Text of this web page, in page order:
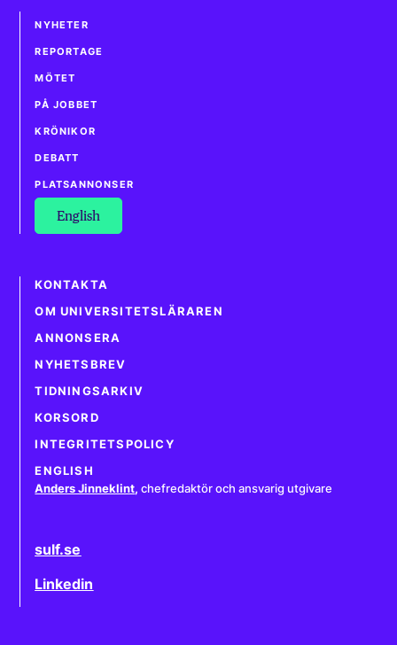
NYHETER
REPORTAGE
MÖTET
PÅ JOBBET
KRÖNIKOR
DEBATT
PLATSANNONSER
English
KONTAKTA
OM UNIVERSITETSLÄRAREN
ANNONSERA
NYHETSBREV
TIDNINGSARKIV
KORSORD
INTEGRITETSPOLICY
ENGLISH
Anders Jinneklint, chefredaktör och ansvarig utgivare
sulf.se
Linkedin